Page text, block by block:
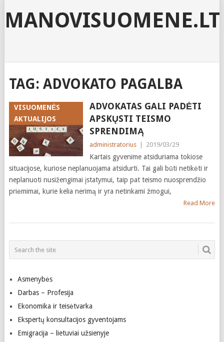
MANOVISUOMENE.LT
TAG: ADVOKATO PAGALBA
VISUOMENĖS
AKTUALIJOS
ADVOKATAS GALI PADĖTI
APSKŲSTI TEISMO
SPRENDIMĄ
administratorius 2019/03/29
Kartais gyvenime atsiduriama tokiose
situacijose, kuriose neplanuojama atsidurti. Tai gali būti netikėti ir
neplanuoti nusižengimai įstatymui, taip pat teismo nuosprendžio
priėmimai, kurie kelia nerimą ir yra netinkami žmogui,
Read More
Asmenybės
Darbas – Profesija
Ekonomika ir teisėtvarka
Ekspertų konsultacijos gyventojams
Emigracija – lietuviai užsienyje